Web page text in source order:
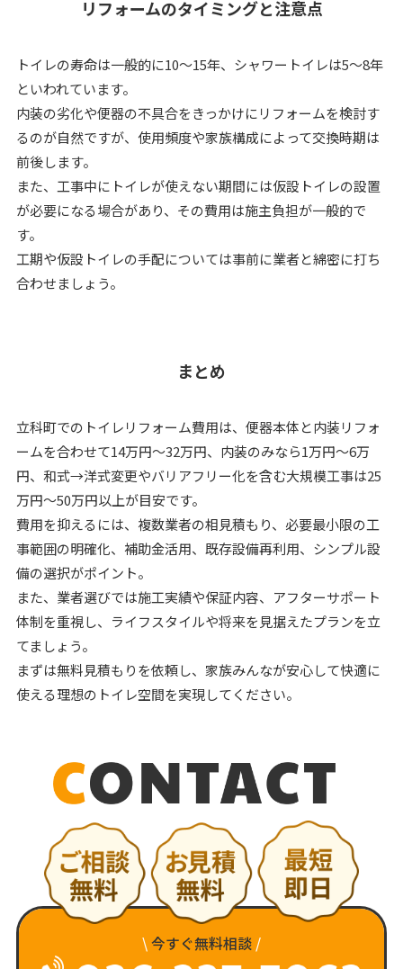
リフォームのタイミングと注意点
トイレの寿命は一般的に10～15年、シャワートイレは5～8年
といわれています。
内装の劣化や便器の不具合をきっかけにリフォームを検討す
るのが自然ですが、使用頻度や家族構成によって交換時期は
前後します。
また、工事中にトイレが使えない期間には仮設トイレの設置
が必要になる場合があり、その費用は施主負担が一般的で
す。
工期や仮設トイレの手配については事前に業者と綿密に打ち
合わせましょう。
まとめ
立科町でのトイレリフォーム費用は、便器本体と内装リフォ
ームを合わせて14万円～32万円、内装のみなら1万円～6万
円、和式→洋式変更やバリアフリー化を含む大規模工事は25
万円～50万円以上が目安です。
費用を抑えるには、複数業者の相見積もり、必要最小限の工
事範囲の明確化、補助金活用、既存設備再利用、シンプル設
備の選択がポイント。
また、業者選びでは施工実績や保証内容、アフターサポート
体制を重視し、ライフスタイルや将来を見据えたプランを立
てましょう。
まずは無料見積もりを依頼し、家族みんなが安心して快適に
使える理想のトイレ空間を実現してください。
\今すぐ無料相談 /